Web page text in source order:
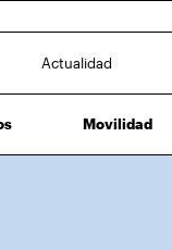
Actualidad
Movilidad